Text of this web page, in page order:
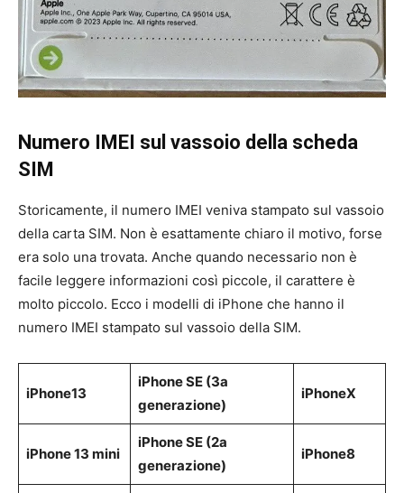
Numero IMEI sul vassoio della scheda
SIM
Storicamente, il numero IMEI veniva stampato sul vassoio
della carta SIM. Non è esattamente chiaro il motivo, forse
era solo una trovata. Anche quando necessario non è
facile leggere informazioni così piccole, il carattere è
molto piccolo. Ecco i modelli di iPhone che hanno il
numero IMEI stampato sul vassoio della SIM.
iPhone13
iPhone SE (3a
generazione)
iPhoneX
iPhone 13 mini
iPhone SE (2a
generazione)
iPhone8